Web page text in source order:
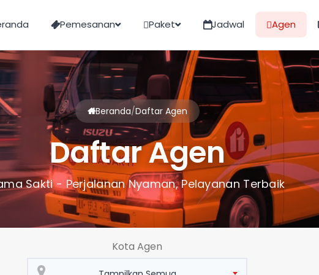
Pemesanan Paket Jadwal Agen
Beranda/Daftar Agen
Daftar Agen
Sakti - Perjalanan Nyaman, Pelayanan Terbaik
Kota Agen